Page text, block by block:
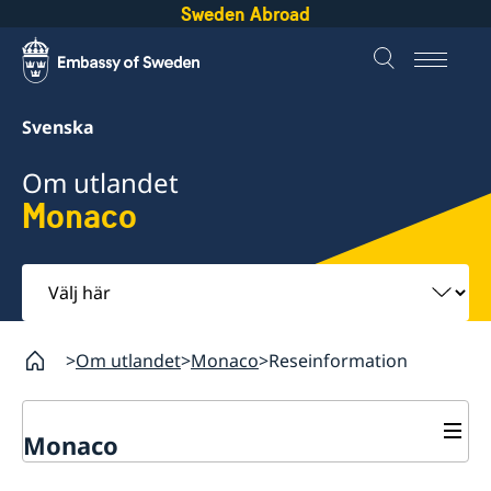
Sweden Abroad
Svenska
Om utlandet
Monaco
Välj
här
Om utlandet Monaco Reseinformation
Monaco